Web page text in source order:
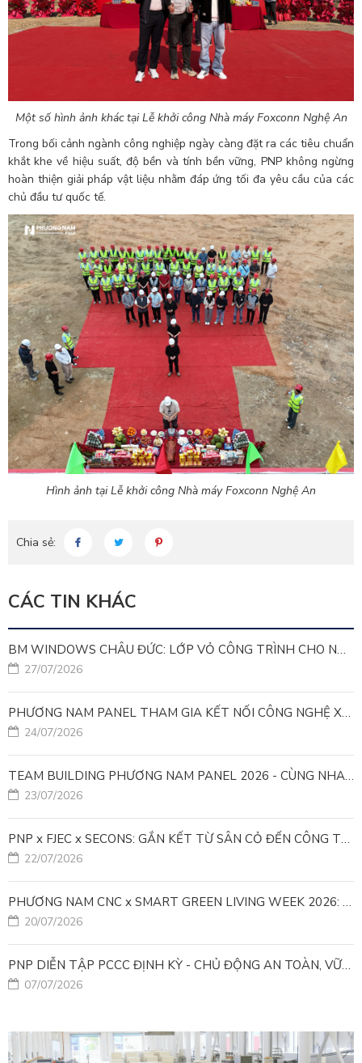
Một số hình ảnh khác tại Lễ khởi công Nhà máy Foxconn Nghệ An
Trong bối cảnh ngành công nghiệp ngày càng đặt ra các tiêu chuẩn
khắt khe về hiệu suất, độ bền và tính bền vững, PNP không ngừng
hoàn thiện giải pháp vật liệu nhằm đáp ứng tối đa yêu cầu của các
chủ đầu tư quốc tế.
Hình ảnh tại Lễ khởi công Nhà máy Foxconn Nghệ An
Chia sẻ:
CÁC TIN KHÁC
BM WINDOWS CHÂU ĐỨC: LỚP VỎ CÔNG TRÌNH CHO NHÀ MÁY LEED GOLD
27/07/2026
PHƯƠNG NAM PANEL THAM GIA KẾT NỐI CÔNG NGHỆ XANH VÌ MỤC TIÊU PHÁT TRIỂN BỀN VỮNG
24/07/2026
TEAM BUILDING PHƯƠNG NAM PANEL 2026 - CÙNG NHAU ĐI XA, CÙNG NHAU LỚN MẠNH
23/07/2026
PNP x FJEC x SECONS: GẮN KẾT TỪ SÂN CỎ ĐẾN CÔNG TRÌNH
22/07/2026
PHƯƠNG NAM CNC x SMART GREEN LIVING WEEK 2026: KIẾN TẠO ĐÔ THỊ XANH TỪ NHỮNG GIẢI PHÁP FACADE
20/07/2026
PNP DIỄN TẬP PCCC ĐỊNH KỲ - CHỦ ĐỘNG AN TOÀN, VỮNG VÀNG VẬN HÀNH
07/07/2026